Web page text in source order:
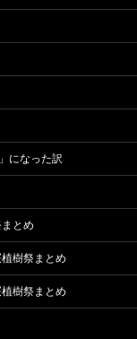
になった訳
とめ
樹祭まとめ
樹祭まとめ